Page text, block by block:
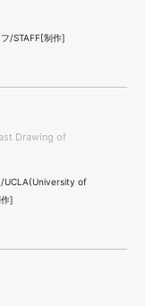
/STAFF[制作]
Drawing of
/UCLA(University of
]